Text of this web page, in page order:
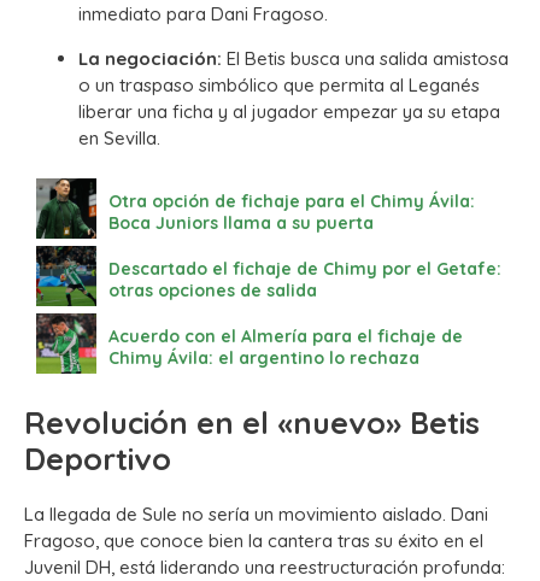
inmediato para Dani Fragoso.
La negociación: El Betis busca una salida amistosa
o un traspaso simbólico que permita al Leganés
liberar una ficha y al jugador empezar ya su etapa
en Sevilla.
Otra opción de fichaje para el Chimy Ávila:
Boca Juniors llama a su puerta
Descartado el fichaje de Chimy por el Getafe:
otras opciones de salida
Acuerdo con el Almería para el fichaje de
Chimy Ávila: el argentino lo rechaza
Revolución en el «nuevo» Betis
Deportivo
La llegada de Sule no sería un movimiento aislado. Dani
Fragoso, que conoce bien la cantera tras su éxito en el
Juvenil DH, está liderando una reestructuración profunda: